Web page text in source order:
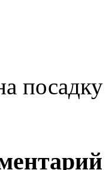
посадку